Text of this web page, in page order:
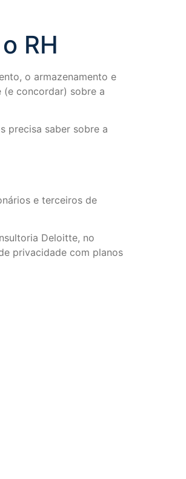
RH
o armazenamento e
(e concordar) sobre a
precisa saber sobre a
e terceiros de
Deloitte, no
privacidade com planos